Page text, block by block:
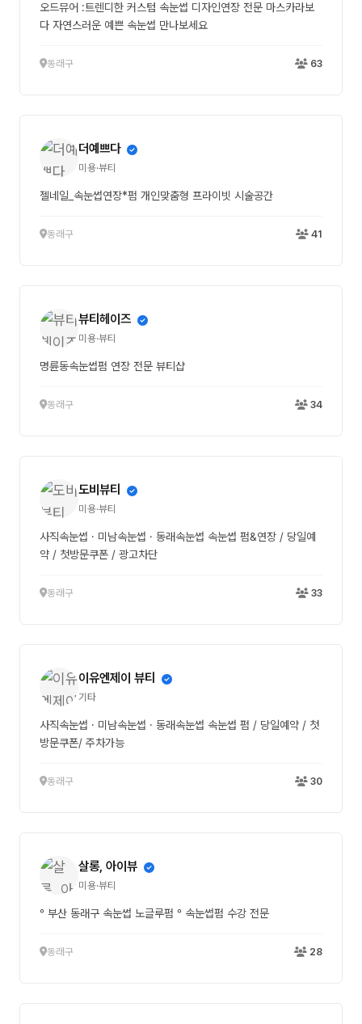
오드뮤어 :트렌디한 커스텀 속눈썹 디자인연장 전문 마스카라보
다 자연스러운 예쁜 속눈썹 만나보세요
동래구 63
더예쁘다
미용·뷰티
젤네일_속눈썹연장*펌 개인맞춤형 프라이빗 시술공간
동래구 41
뷰티헤이즈
미용·뷰티
명륜동속눈썹펌 연장 전문 뷰티샵
동래구 34
도비뷰티
미용·뷰티
사직속눈썹 · 미남속눈썹 · 동래속눈썹 속눈썹 펌&연장 / 당일예
약 / 첫방문쿠폰 / 광고차단
동래구 33
이유엔제이 뷰티
기타
사직속눈썹 · 미남속눈썹 · 동래속눈썹 속눈썹 펌 / 당일예약 / 첫
방문쿠폰/ 주차가능
동래구 30
살롱, 아이뷰
미용·뷰티
° 부산 동래구 속눈썹 노글루펌 ° 속눈썹펌 수강 전문
동래구 28